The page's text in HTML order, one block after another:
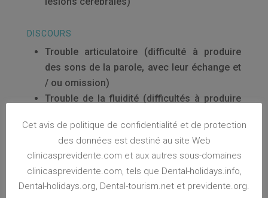
DISCOURS
Trouble articulatoire (difficulté à produire
des sons de la parole, avec leur échange et
/ ou omission)
Trouble de la fluidité (difficultés à produire
disfluences, c’est-à-dire bégaiement)
Afonie ou dysphonie (trouble de la voix,
avec voix rauque et effort pour parler)
Anarthrie ou dysarthrie (difficultés de la
parole motrice dues à une lésion cérébrale)
Cet avis de politique de confidentialité et de protection
des données est destiné au site Web
clinicasprevidente.com et aux autres sous-domaines
clinicasprevidente.com, tels que Dental-holidays.info,
Dental-holidays.org, Dental-tourism.net et previdente.org.